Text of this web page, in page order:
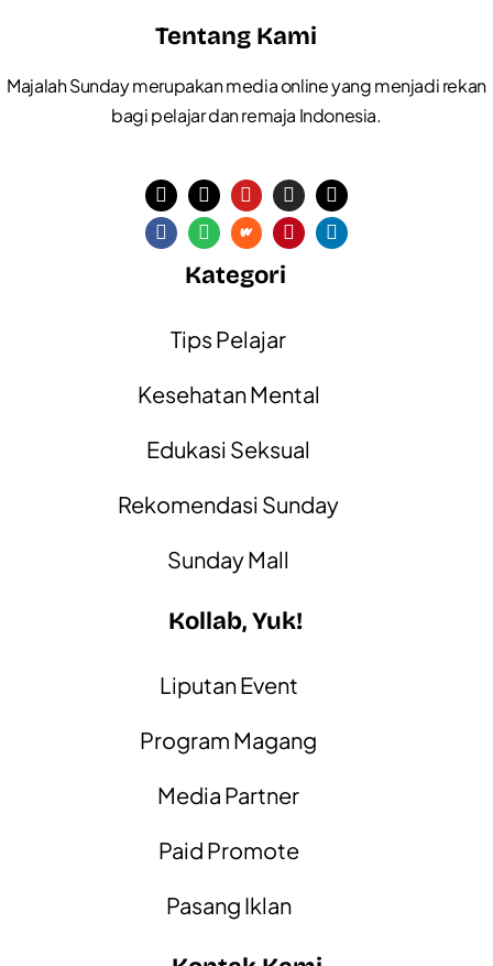
Tentang Kami
Majalah Sunday merupakan media online yang menjadi rekan
bagi pelajar dan remaja Indonesia.
Kategori
Tips Pelajar
Kesehatan Mental
Edukasi Seksual
Rekomendasi Sunday
Sunday Mall
Kollab, Yuk!
Liputan Event
Program Magang
Media Partner
Paid Promote
Pasang Iklan